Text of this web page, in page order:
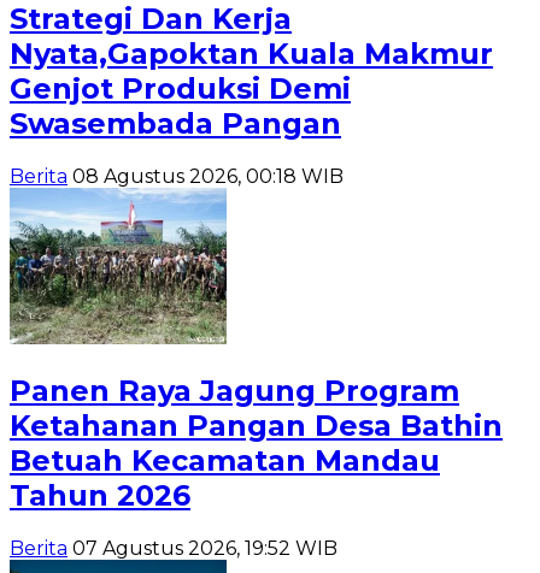
Strategi Dan Kerja
Nyata,Gapoktan Kuala Makmur
Genjot Produksi Demi
Swasembada Pangan
Berita 08 Agustus 2026, 00:18 WIB
Panen Raya Jagung Program
Ketahanan Pangan Desa Bathin
Betuah Kecamatan Mandau
Tahun 2026
Berita 07 Agustus 2026, 19:52 WIB